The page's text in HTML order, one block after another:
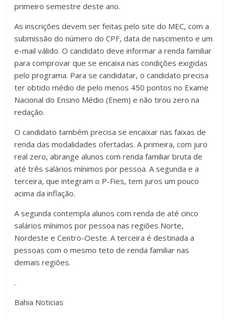
primeiro semestre deste ano.
As inscrições devem ser feitas pelo site do MEC, com a
submissão do número do CPF, data de nascimento e um
e-mail válido. O candidato deve informar a renda familiar
para comprovar que se encaixa nas condições exigidas
pelo programa. Para se candidatar, o candidato precisa
ter obtido médio de pelo menos 450 pontos no Exame
Nacional do Ensino Médio (Enem) e não tirou zero na
redação.
O candidato também precisa se encaixar nas faixas de
renda das modalidades ofertadas. A primeira, com juro
real zero, abrange alunos com renda familiar bruta de
até três salários mínimos por pessoa. A segunda e a
terceira, que integram o P-Fies, tem juros um pouco
acima da inflação.
A segunda contempla alunos com renda de até cinco
salários mínimos por pessoa nas regiões Norte,
Nordeste e Centro-Oeste. A terceira é destinada a
pessoas com o mesmo teto de renda familiar nas
demais regiões.
.
Bahia Noticias